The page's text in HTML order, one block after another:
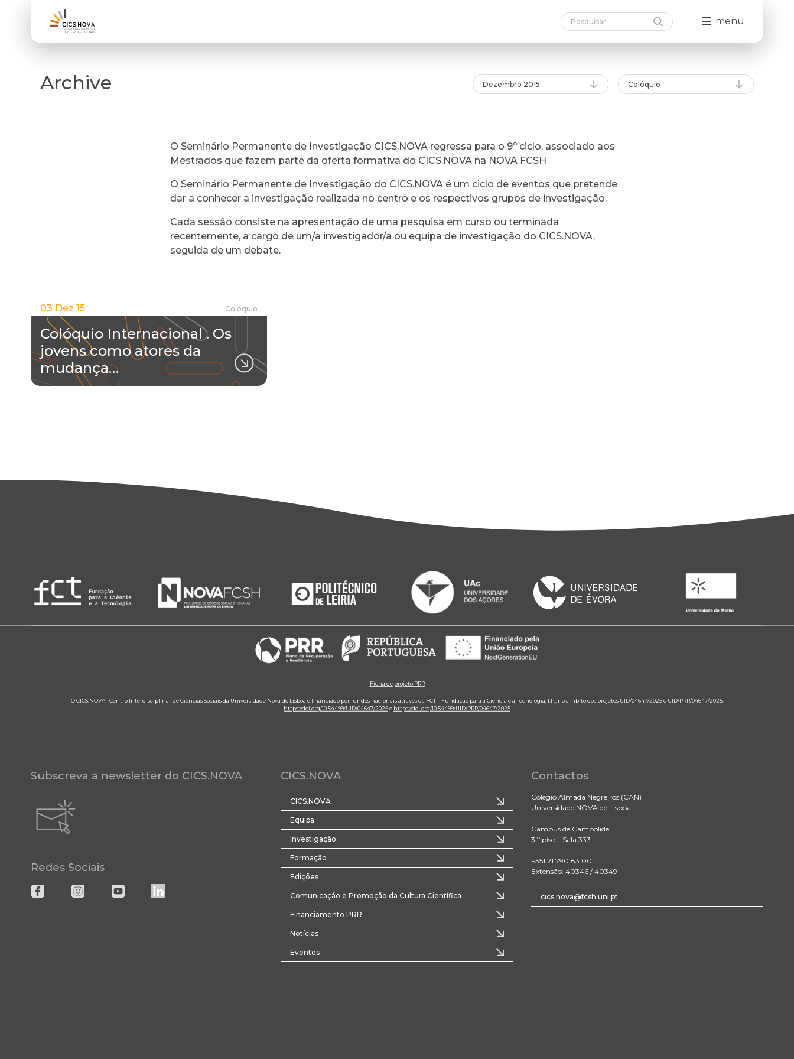
menu
Archive Dezembro 2015 Colóquio
O Seminário Permanente de Investigação CICS.NOVA regressa para o 9º ciclo, associado aos
Mestrados que fazem parte da oferta formativa do CICS.NOVA na NOVA FCSH
O Seminário Permanente de Investigação do CICS.NOVA é um ciclo de eventos que pretende
dar a conhecer a investigação realizada no centro e os respectivos grupos de investigação.
Cada sessão consiste na apresentação de uma pesquisa em curso ou terminada
recentemente, a cargo de um/a investigador/a ou equipa de investigação do CICS.NOVA,
seguida de um debate.
03 Dez 15 Colóquio
Colóquio Internacional . Os
jovens como atores da
mudança…
Ficha de projeto PRR
O CICS.NOVA - Centro Interdisciplinar de Ciências Sociais da Universidade Nova de Lisboa é financiado por fundos nacionais através da FCT – Fundação para a Ciência e a Tecnologia, I.P., no âmbito dos projetos UID/04647/2025 e UID/PRR/04647/2025.
https://doi.org/10.54499/UID/04647/2025e https://doi.org/10.54499/UID/PRR/04647/2025
Subscreva a newsletter do CICS.NOVA
Redes Sociais
CICS.NOVA
CICS.NOVA
Equipa
Investigação
Formação
Edições
Comunicação e Promoção da Cultura Científica
Financiamento PRR
Notícias
Eventos
Contactos
Colégio Almada Negreiros (CAN)
Universidade NOVA de Lisboa
Campus de Campolide
3.º piso – Sala 333
+351 21 790 83 00
Extensão: 40346 / 40349
cics.nova@fcsh.unl.pt